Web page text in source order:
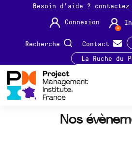
Besoin d'aide ?
Connexion
Recherche Contact
La Ruche du
Nos